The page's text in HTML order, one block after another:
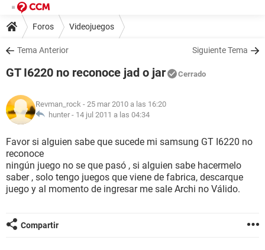
Foros Videojuegos
Tema Anterior Siguiente Tema
GT I6220 no reconoce jad o jar Cerrado
Revman_rock - 25 mar 2010 a las 16:20
hunter - 14 jul 2011 a las 04:34
Favor si alguien sabe que sucede mi samsung GT I6220 no
reconoce
ningún juego no se que pasó , si alguien sabe hacermelo
saber , solo tengo juegos que viene de fabrica, descarque
juego y al momento de ingresar me sale Archi no Válido.
Compartir